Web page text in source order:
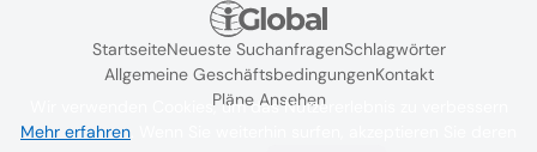
StartseiteNeueste SuchanfragenSchlagwörter
Allgemeine GeschäftsbedingungenKontakt
Pläne Ansehen
Wir verwenden Cookies, um das Nutzererlebnis zu verbessern
Mehr erfahren